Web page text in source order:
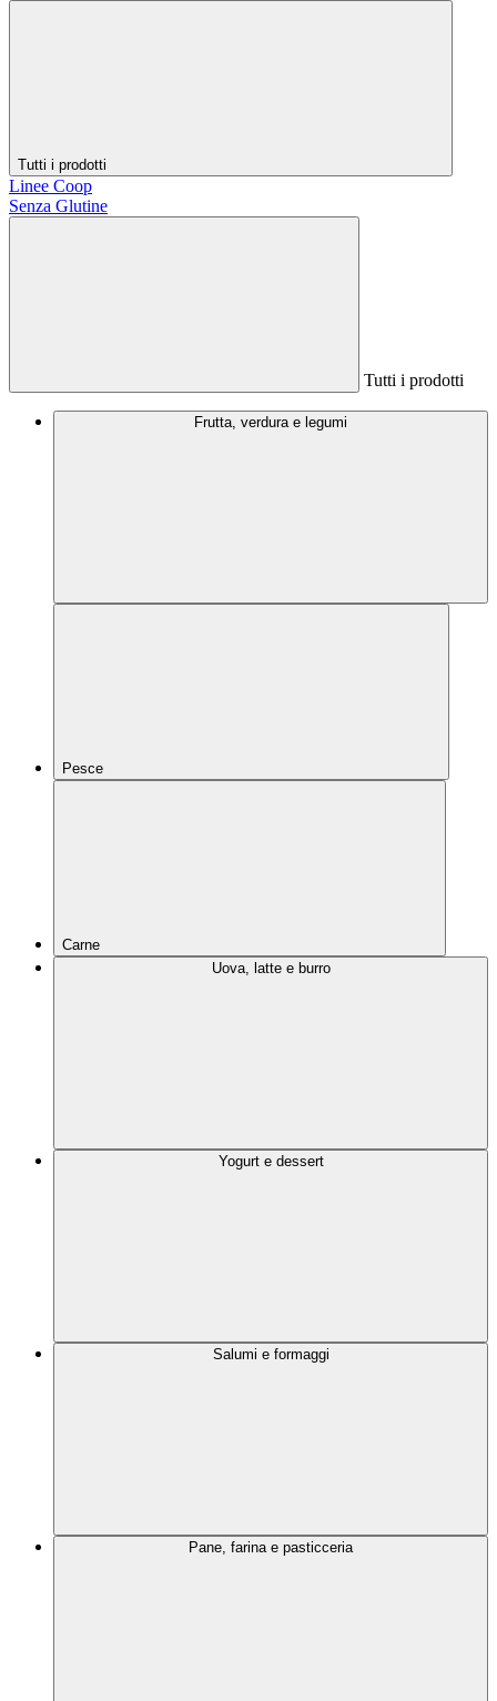
Tutti i prodotti
Linee Coop
Senza Glutine
Tutti i prodotti
Frutta, verdura e legumi
Pesce
Carne
Uova, latte e burro
Yogurt e dessert
Salumi e formaggi
Pane, farina e pasticceria